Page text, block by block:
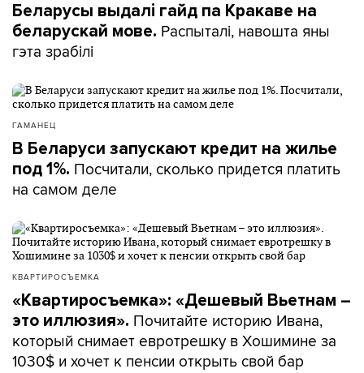
Беларусы выдалі гайд па Кракаве на
беларускай мове. Распыталі, навошта яны
гэта зрабілі
ГАМАНЕЦ
В Беларуси запускают кредит на жилье
под 1%. Посчитали, сколько придется платить
на самом деле
КВАРТИРОСЪЕМКА
«Квартиросъемка»: «Дешевый Вьетнам –
это иллюзия». Почитайте историю Ивана,
который снимает евротрешку в Хошимине за
1030$ и хочет к пенсии открыть свой бар